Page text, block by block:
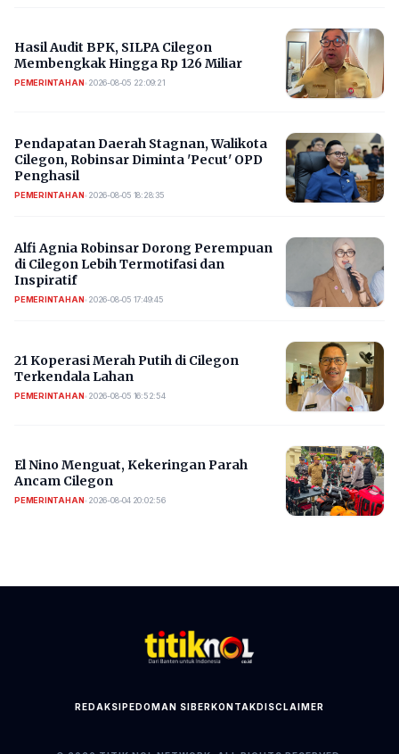
Hasil Audit BPK, SILPA Cilegon
Membengkak Hingga Rp 126 Miliar
PEMERINTAHAN• 2026-08-05 22:09:21
Pendapatan Daerah Stagnan, Walikota
Cilegon, Robinsar Diminta 'Pecut' OPD
Penghasil
PEMERINTAHAN• 2026-08-05 18:28:35
Alfi Agnia Robinsar Dorong Perempuan
di Cilegon Lebih Termotifasi dan
Inspiratif
PEMERINTAHAN• 2026-08-05 17:49:45
21 Koperasi Merah Putih di Cilegon
Terkendala Lahan
PEMERINTAHAN• 2026-08-05 16:52:54
El Nino Menguat, Kekeringan Parah
Ancam Cilegon
PEMERINTAHAN• 2026-08-04 20:02:56
REDAKSIPEDOMAN SIBERKONTAKDISCLAIMER